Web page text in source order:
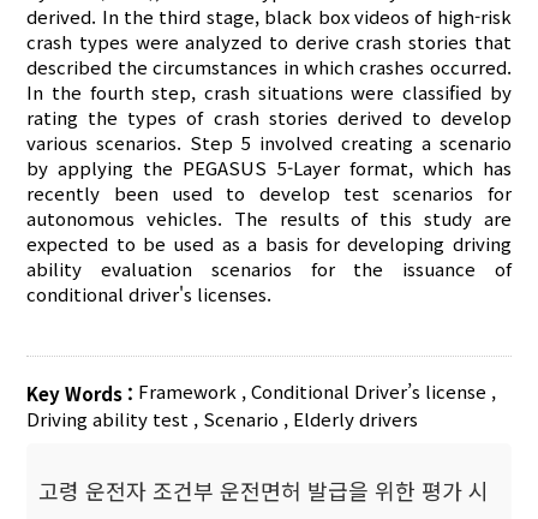
derived. In the third stage, black box videos of high-risk
crash types were analyzed to derive crash stories that
described the circumstances in which crashes occurred.
In the fourth step, crash situations were classified by
rating the types of crash stories derived to develop
various scenarios. Step 5 involved creating a scenario
by applying the PEGASUS 5-Layer format, which has
recently been used to develop test scenarios for
autonomous vehicles. The results of this study are
expected to be used as a basis for developing driving
ability evaluation scenarios for the issuance of
conditional driver's licenses.
Key Words : Framework ,Conditional Driver’s license ,
Driving ability test , Scenario , Elderly drivers
고령 운전자 조건부 운전면허 발급을 위한 평가 시